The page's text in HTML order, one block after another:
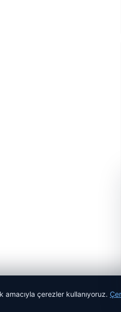
amacıyla çerezler kullanıyoruz.